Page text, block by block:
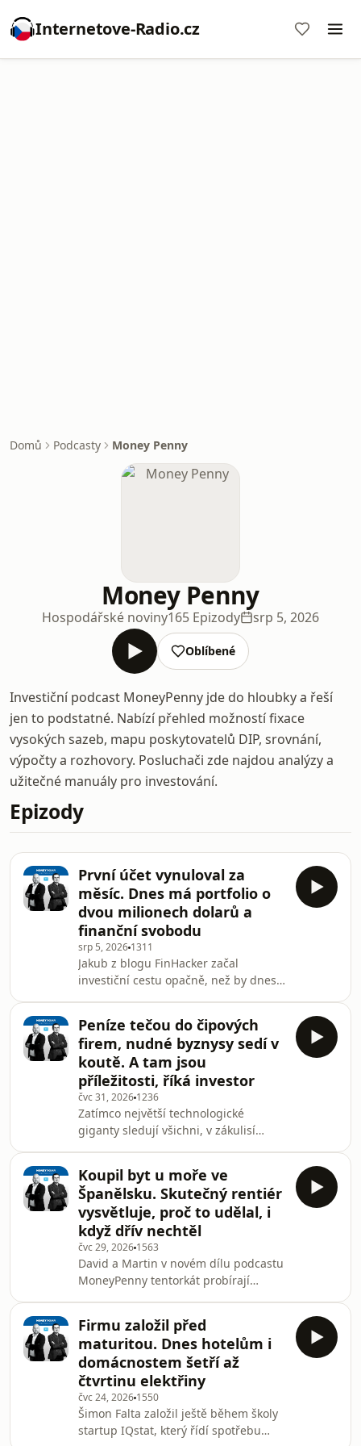
Internetove-Radio.cz
Domů Podcasty Money Penny
Money Penny
Hospodářské noviny165 Epizody srp 5, 2026
Oblíbené
Investiční podcast MoneyPenny jde do hloubky a řeší
jen to podstatné. Nabízí přehled možností fixace
vysokých sazeb, mapu poskytovatelů DIP, srovnání,
výpočty a rozhovory. Posluchači zde najdou analýzy a
užitečné manuály pro investování.
Epizody
První účet vynuloval za
měsíc. Dnes má portfolio o
dvou milionech dolarů a
finanční svobodu
srp 5, 2026 1311
Jakub z blogu FinHacker začal
investiční cestu opačně, než by dnes
a několik let se trápil tradingem. První
milion nakonec vydělal až v online
byznysu — a právě tehdy pochopil, že
už nepotřebuje honit stovky procent
ročně. V Money Penny popisuje, z
čeho dnes staví portfolio nebo, jak mu
vyšly třeba sázky na Berkshire a
Peníze tečou do čipových
firem, nudné byznysy sedí v
koutě. A tam jsou
příležitosti, říká investor
čvc 31, 2026 1236
Zatímco největší technologické
giganty sledují všichni, v zákulisí
podceněné tituly. Trh s takzvanými
small caps, neboli firmami s malou
tržní kapitalizací, nabízí příležitosti,
ale i specifická rizika od nízké likvidity
až po nutnost osobního prověřování
managementu. V nové epizodě
podcastu Money Penny o tom mluví
Jan M
Koupil byt u moře ve
Španělsku. Skutečný rentiér
vysvětluje, proč to udělal, i
když dřív nechtěl
čvc 29, 2026 1563
David a Martin v novém dílu podcastu
MoneyPenny tentorkát probírají
vysvětluje, kdy může zahraniční byt
dávat smysl v rentiérském portfoliu,
proč si vybral Costa del Sol, proč už
byl skoro rozhodnutý nekupovat a co
ho nakonec přesvědčilo. Řeč je o
poplatcích až ve stovkách eur
měsíčně, cenách u moře, právní
Firmu založil před
maturitou. Dnes hotelům i
domácnostem šetří až
čtvrtinu elektřiny
čvc 24, 2026 1550
Šimon Falta založil ještě během školy
startup IQstat, který řídí spotřebu